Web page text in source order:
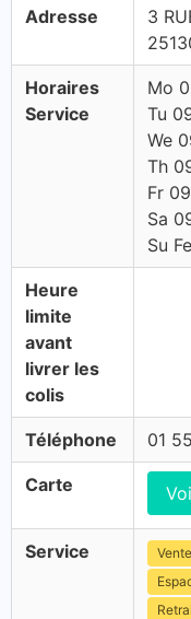
Adresse
3
Horaires
Service
Mo
Tu
We
Th
Fr
Sa
Su
Heure
limite
avant
livrer les
colis
Téléphone 01
Carte
Service